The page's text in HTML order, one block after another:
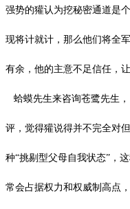
强势的獾认为挖秘密通道是
现将计就计，那么他们将全
有余，他的主意不足信任，
蛤蟆先生来咨询苍鹭先生
评，觉得獾说得并不完全对
种“挑剔型父母自我状态”，
常会占据权力和权威制高点